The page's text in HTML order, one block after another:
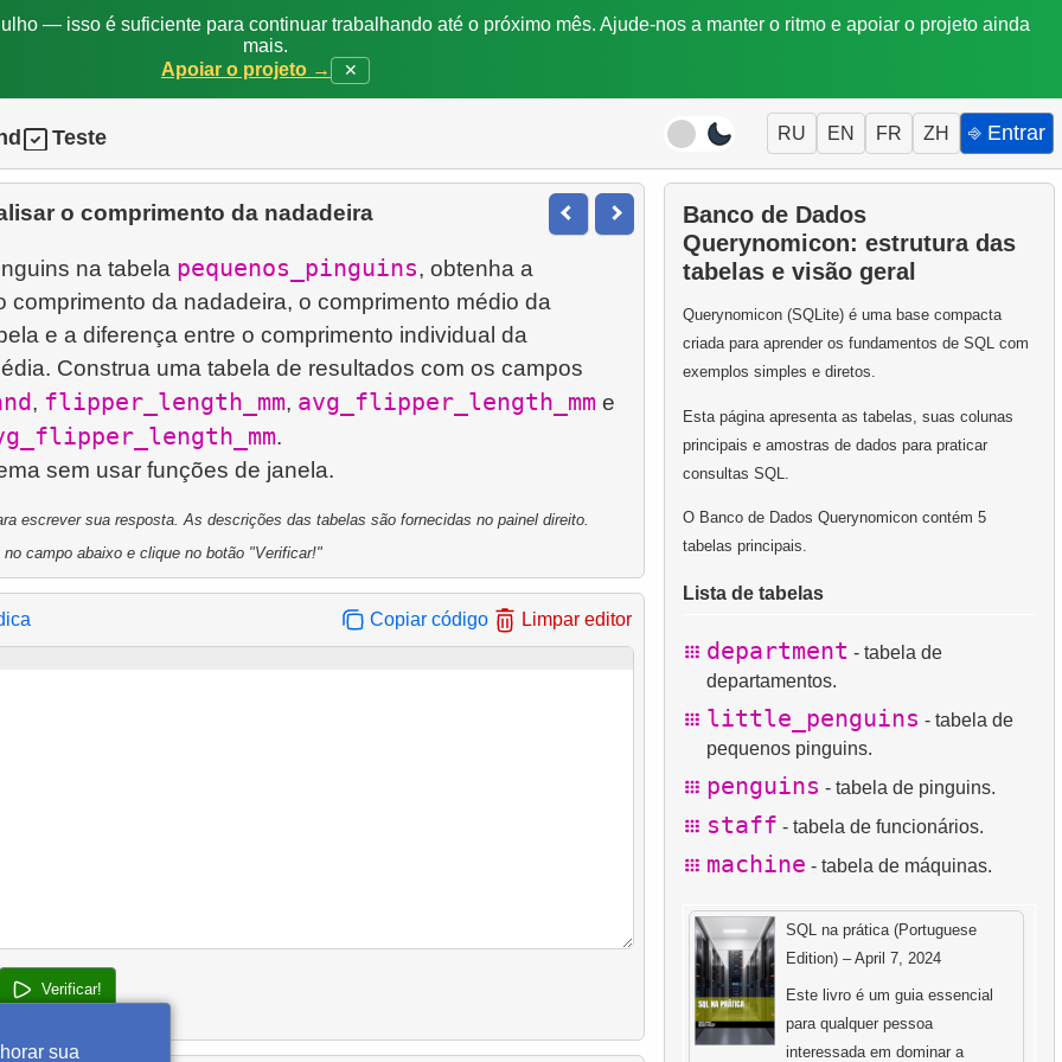
— isso é suficiente para continuar trabalhando até o próximo mês. Ajude-nos a manter o ritmo e apoiar o projeto ainda
mais.
Apoiar o projeto →
✕
Teste RU EN FR ZH ⎆ Entrar
o comprimento da nadadeira
na tabela pequenos_pinguins, obtenha a
comprimento da nadadeira, o comprimento médio da
e a diferença entre o comprimento individual da
Construa uma tabela de resultados com os campos
, flipper_length_mm, avg_flipper_length_mm e
.
escrever sua resposta. As descrições das tabelas são fornecidas no painel direito.
campo abaixo e clique no botão "Verificar!"
Copiar código Limpar editor
Verificar!
Banco de Dados
Querynomicon: estrutura das
tabelas e visão geral
Querynomicon (SQLite) é uma base compacta
criada para aprender os fundamentos de SQL com
exemplos simples e diretos.
Esta página apresenta as tabelas, suas colunas
principais e amostras de dados para praticar
consultas SQL.
O Banco de Dados Querynomicon contém 5
tabelas principais.
Lista de tabelas
department - tabela de
departamentos.
little_penguins - tabela de
pequenos pinguins.
penguins - tabela de pinguins.
staff - tabela de funcionários.
machine - tabela de máquinas.
SQL na prática (Portuguese
Edition) – April 7, 2024
Este livro é um guia essencial
para qualquer pessoa
interessada em dominar a
sua